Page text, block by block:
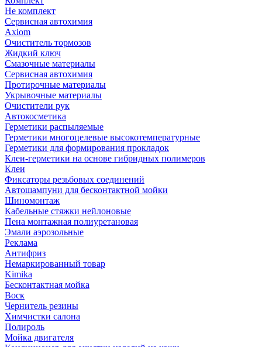
Не комплект
Сервисная автохимия
Axiom
Очиститель тормозов
Жидкий ключ
Смазочные материалы
Сервисная автохимия
Протирочные материалы
Укрывочные материалы
Очистители рук
Автокосметика
Герметики распыляемые
Герметики многоцелевые высокотемпературные
Герметики для формирования прокладок
Клеи-герметики на основе гибридных полимеров
Клеи
Фиксаторы резьбовых соединений
Автошампуни для бесконтактной мойки
Шиномонтаж
Кабельные стяжки нейлоновые
Пена монтажная полиуретановая
Эмали аэрозольные
Реклама
Антифриз
Немаркированный товар
Kimika
Бесконтактная мойка
Воск
Чернитель резины
Химчистки салона
Полироль
Мойка двигателя